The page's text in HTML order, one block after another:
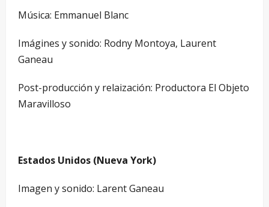
Música: Emmanuel Blanc
Imágines y sonido: Rodny Montoya, Laurent
Ganeau
Post-producción y relaización: Productora El Objeto
Maravilloso
Estados Unidos (Nueva York)
Imagen y sonido: Larent Ganeau